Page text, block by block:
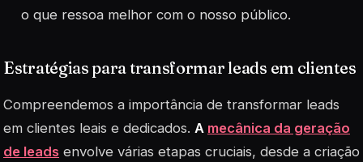
o que ressoa melhor com o nosso público.
Estratégias para transformar leads em clientes
Compreendemos a importância de transformar leads
em clientes leais e dedicados. A mecânica da geração
de leads envolve várias etapas cruciais, desde a criação